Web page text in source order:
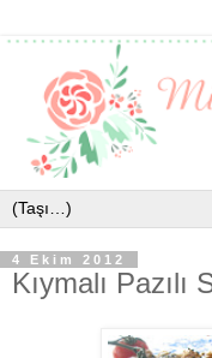
4 Ekim 2012
Kıymalı